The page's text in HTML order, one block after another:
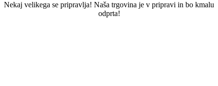
Nekaj ​​velikega se pripravlja! Naša trgovina je v pripravi in ​​bo kmalu
odprta!